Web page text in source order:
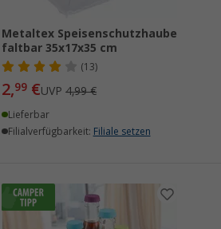
Metaltex Speisenschutzhaube
faltbar 35x17x35 cm
(13)
2,99 €UVP4,99 €
Lieferbar
Filialverfügbarkeit: Filiale setzen